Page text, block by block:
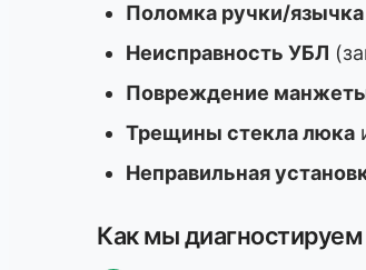
Поломка ручки/
Неисправность УБЛ
Повреждение
Трещины стекла люка
Неправильная
Как мы